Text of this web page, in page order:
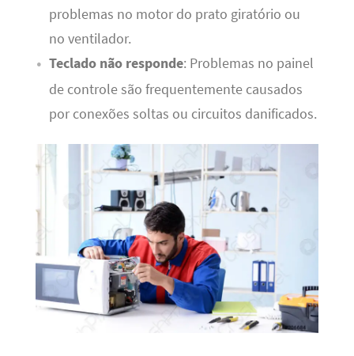
problemas no motor do prato giratório ou
no ventilador.
Teclado não responde: Problemas no painel
de controle são frequentemente causados
por conexões soltas ou circuitos danificados.